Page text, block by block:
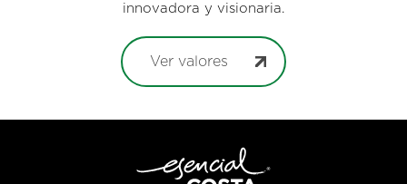
innovadora y visionaria.
Ver valores